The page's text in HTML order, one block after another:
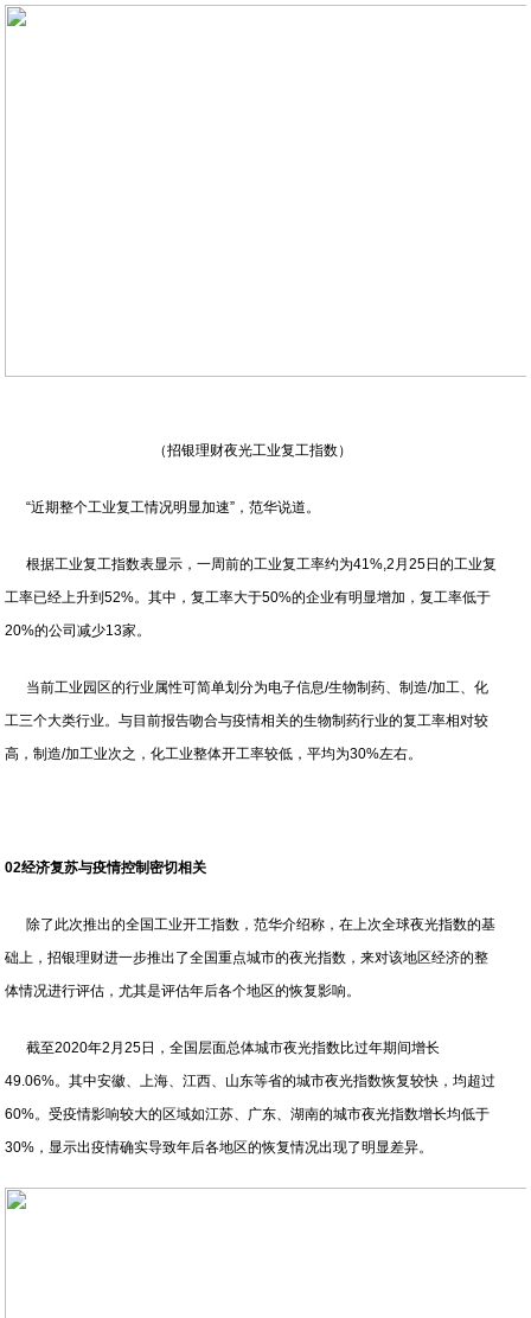
（招银理财夜光工业复工指数）
“近期整个工业复工情况明显加速”，范华说道。
根据工业复工指数表显示，一周前的工业复工率约为41%,2月25日的工业复
工率已经上升到52%。其中，复工率大于50%的企业有明显增加，复工率低于
20%的公司减少13家。
当前工业园区的行业属性可简单划分为电子信息/生物制药、制造/加工、化
工三个大类行业。与目前报告吻合与疫情相关的生物制药行业的复工率相对较
高，制造/加工业次之，化工业整体开工率较低，平均为30%左右。
02经济复苏与疫情控制密切相关
除了此次推出的全国工业开工指数，范华介绍称，在上次全球夜光指数的基
础上，招银理财进一步推出了全国重点城市的夜光指数，来对该地区经济的整
体情况进行评估，尤其是评估年后各个地区的恢复影响。
截至2020年2月25日，全国层面总体城市夜光指数比过年期间增长
49.06%。其中安徽、上海、江西、山东等省的城市夜光指数恢复较快，均超过
60%。受疫情影响较大的区域如江苏、广东、湖南的城市夜光指数增长均低于
30%，显示出疫情确实导致年后各地区的恢复情况出现了明显差异。